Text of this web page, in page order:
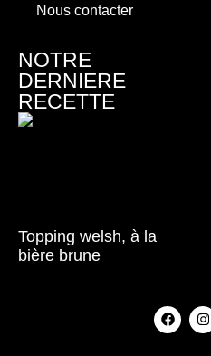
Nous contacter
NOTRE
DERNIERE
RECETTE
Topping welsh, à la
bière brune